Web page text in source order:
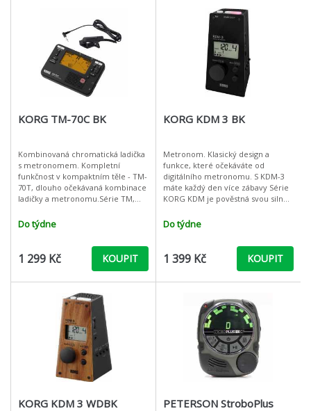
KORG TM-70C BK
Kombinovaná chromatická ladička
s metronomem. Kompletní
funkčnost v kompaktním těle - TM-
70T, dlouho očekávaná kombinace
ladičky a metronomu.Série TM,
koncept kombinované ladičky a
metronomu,
Do týdne
1 299 Kč KOUPIT
KORG KDM 3 BK
Metronom. Klasický design a
funkce, které očekáváte od
digitálního metronomu. S KDM-3
máte každý den více zábavy Série
KORG KDM je pověstná svou silnou
zvukem. S hrdostí vám
představujeme
Do týdne
1 399 Kč KOUPIT
KORG KDM 3 WDBK
PETERSON StroboPlus